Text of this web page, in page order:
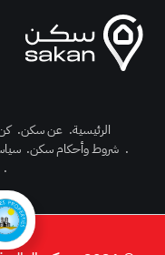
الرئيسية. عن سكن.
. شروط وأحكام سكن.
.